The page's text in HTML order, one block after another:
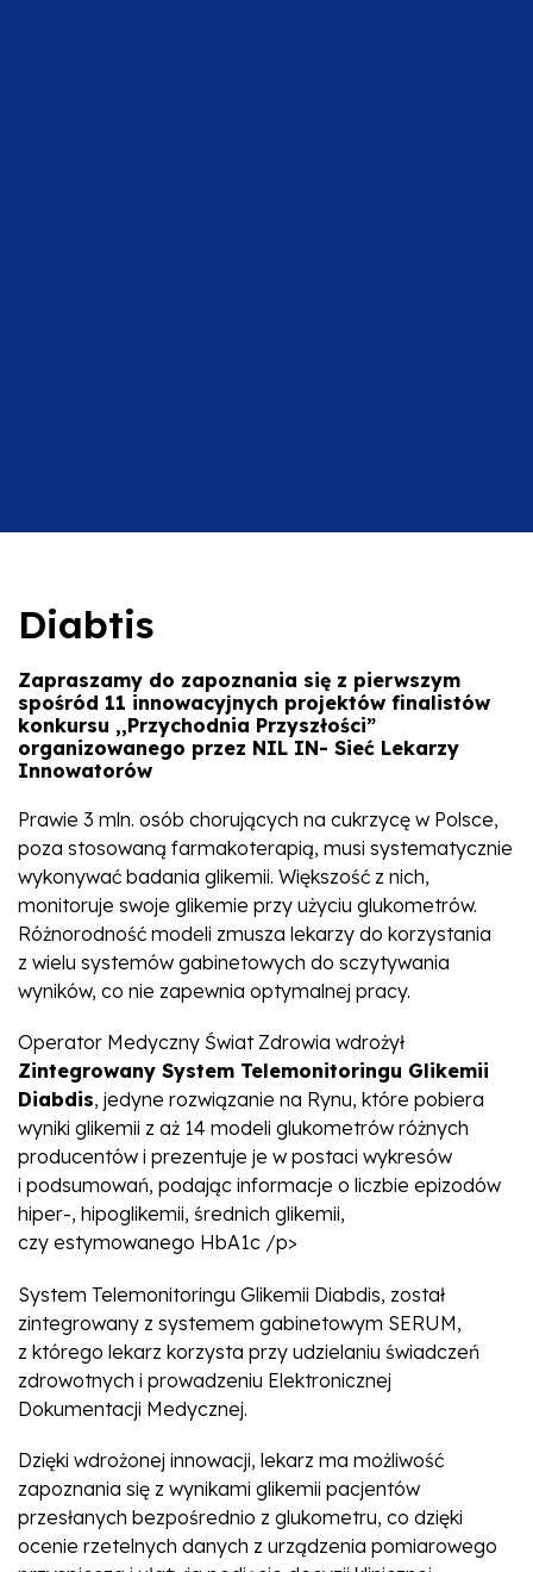
Diabtis
Zapraszamy do zapoznania się z pierwszym
spośród 11 innowacyjnych projektów finalistów
konkursu ,,Przychodnia Przyszłości”
organizowanego przez NIL IN- Sieć Lekarzy
Innowatorów
Prawie 3 mln. osób chorujących na cukrzycę w Polsce,
poza stosowaną farmakoterapią, musi systematycznie
wykonywać badania glikemii. Większość z nich,
monitoruje swoje glikemie przy użyciu glukometrów.
Różnorodność modeli zmusza lekarzy do korzystania
z wielu systemów gabinetowych do sczytywania
wyników, co nie zapewnia optymalnej pracy.
Operator Medyczny Świat Zdrowia wdrożył
Zintegrowany System Telemonitoringu Glikemii
Diabdis, jedyne rozwiązanie na Rynu, które pobiera
wyniki glikemii z aż 14 modeli glukometrów różnych
producentów i prezentuje je w postaci wykresów
i podsumowań, podając informacje o liczbie epizodów
hiper-, hipoglikemii, średnich glikemii,
czy estymowanego HbA1c /p>
System Telemonitoringu Glikemii Diabdis, został
zintegrowany z systemem gabinetowym SERUM,
z którego lekarz korzysta przy udzielaniu świadczeń
zdrowotnych i prowadzeniu Elektronicznej
Dokumentacji Medycznej.
Dzięki wdrożonej innowacji, lekarz ma możliwość
zapoznania się z wynikami glikemii pacjentów
przesłanych bezpośrednio z glukometru, co dzięki
ocenie rzetelnych danych z urządzenia pomiarowego